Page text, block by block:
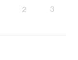
2 3